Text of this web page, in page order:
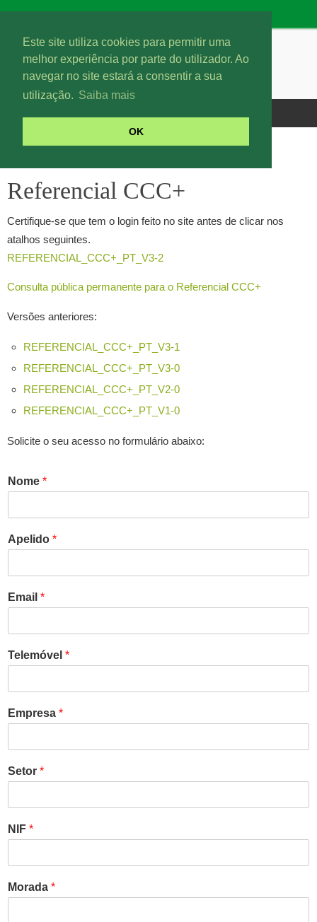
Este site utiliza cookies para permitir uma
melhor experiência por parte do utilizador. Ao
navegar no site estará a consentir a sua
utilização. Saiba mais
OK
Referencial CCC+
Certifique-se que tem o login feito no site antes de clicar nos
atalhos seguintes.
REFERENCIAL_CCC+_PT_V3-2
Consulta pública permanente para o Referencial CCC+
Versões anteriores:
REFERENCIAL_CCC+_PT_V3-1
REFERENCIAL_CCC+_PT_V3-0
REFERENCIAL_CCC+_PT_V2-0
REFERENCIAL_CCC+_PT_V1-0
Solicite o seu acesso no formulário abaixo:
Nome *
Apelido *
Email *
Telemóvel *
Empresa *
Setor *
NIF *
Morada *